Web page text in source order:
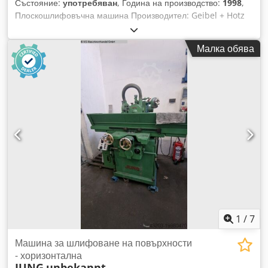
Състояние: употребяван, Година на производство: 1998,
Плоскошлифовъчна машина Производител: Geibel + Hotz
Тип: FS 40 AC Година на производство: 1998 Дължина на
масата: 400 мм Ширина на масата: 200 мм Максимално
тегло на детайла върху масата: 150 кг Dedpewcym Aefx Ah
Iekr Диаметър на шлифовъчния диск: 225 мм Ширина на
шлифовъчния диск: 25 мм Отвор на шлифовъчния диск: 51
мм Приблизително тегло на машината: 1050 кг Размери на
машината (Д x Ш x В): 1800 x 1200 x 2250 мм 3826
Малка обява
1 /7
Машина за шлифоване на повърхности
- хоризонтална